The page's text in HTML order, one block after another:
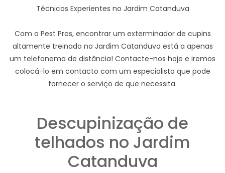
Técnicos Experientes no Jardim Catanduva
Com o Pest Pros, encontrar um exterminador de cupins
altamente treinado no Jardim Catanduva está a apenas
um telefonema de distância! Contacte-nos hoje e iremos
colocá-lo em contacto com um especialista que pode
fornecer o serviço de que necessita.
Descupinização de
telhados no Jardim
Catanduva